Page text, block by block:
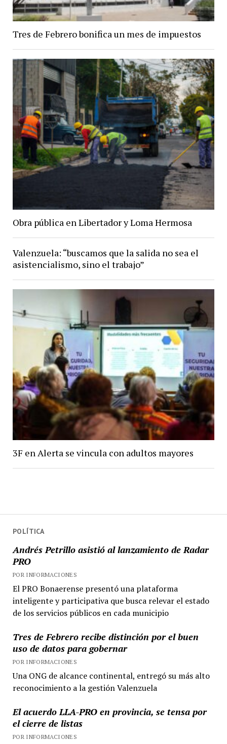
POLÍTICA
Andrés Petrillo asistió al lanzamiento de Radar
PRO
POR INFORMACIONES
El PRO Bonaerense presentó una plataforma
inteligente y participativa que busca relevar el estado
de los servicios públicos en cada municipio
Tres de Febrero recibe distinción por el buen
uso de datos para gobernar
POR INFORMACIONES
Una ONG de alcance continental, entregó su más alto
reconocimiento a la gestión Valenzuela
El acuerdo LLA-PRO en provincia, se tensa por
el cierre de listas
POR INFORMACIONES
Tres de Febrero bonifica un mes de impuestos
Obra pública en Libertador y Loma Hermosa
Valenzuela: “buscamos que la salida no sea el
asistencialismo, sino el trabajo”
3F en Alerta se vincula con adultos mayores